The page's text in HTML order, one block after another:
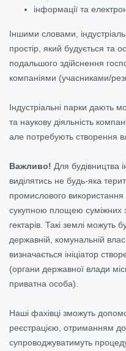
інформації та
Іншими словами,
простір, який будується та
подальшого здійснення
компаніями (учасниками/
Індустріальні парки дають
та наукову діяльність
але потребують створення
Важливо! Для будівництва
виділятись не будь-яка
промислового
сукупною площею суміжних
гектарів. Такі землі можуть
державній, комунальній
визначається ініціатор
(органи державної влади
приватна особа).
Наші фахівці зможуть
реєстрацією, отриманням
супроводжуватимуть